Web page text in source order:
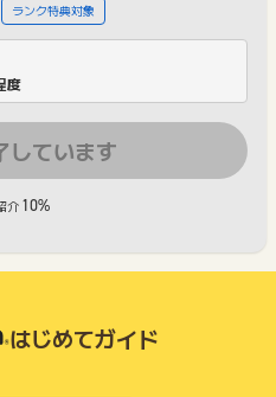
ランク特典対象
度
しています
介 10%
はじめてガイド